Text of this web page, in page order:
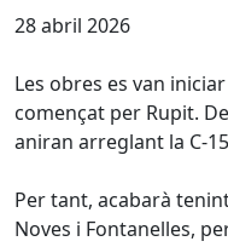
28 abril 2026
Les obres es van
començat per Rupit.
aniran arreglant la C-
Per tant, acabarà
Noves i Fontanelles,